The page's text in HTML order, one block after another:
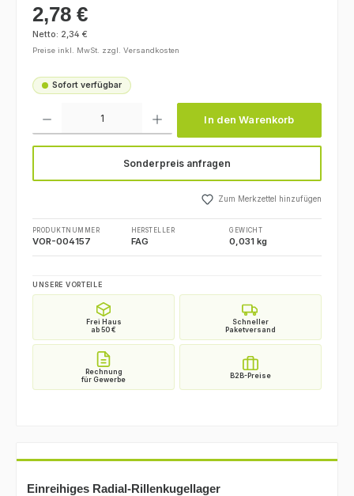
Regulärer Preis:
2,78 €
Netto: 2,34 €
Preise inkl. MwSt. zzgl. Versandkosten
Sofort verfügbar
In den Warenkorb
Sonderpreis anfragen
Zum Merkzettel hinzufügen
PRODUKTNUMMER
VOR-004157
HERSTELLER
FAG
GEWICHT
0,031 kg
UNSERE VORTEILE
Einreihiges Radial-Rillenkugellager